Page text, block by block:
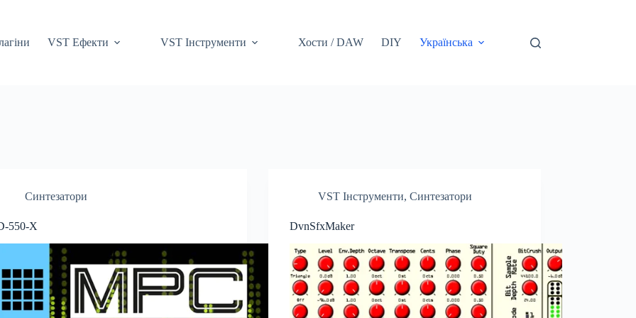
VST Ефекти VST Інструменти Хости / DAW DIY Українська
Синтезатори
550-X
VST Інструменти,Синтезатори
DvnSfxMaker